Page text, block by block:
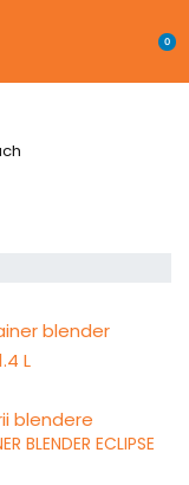
0
blendere
BLENDER ECLIPSE